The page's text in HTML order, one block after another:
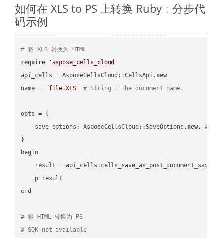
如何在 XLS to PS 上转换 Ruby：分步代
码示例
# 将 XLS 转换为 HTML
require
'aspose_cells_cloud'
api_cells = AsposeCellsCloud::CellsApi. new
name =
'file.XLS' # String | The document name.
opts = {
    save_options: AsposeCellsCloud::SaveOptions.
new, #
}
begin
result =
    p result
end
# 将 HTML 转换为 PS
# SDK not available